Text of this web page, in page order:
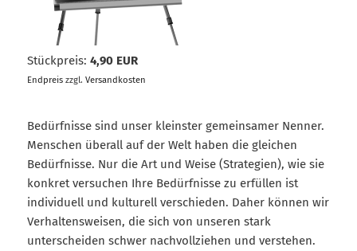
Stückpreis: 4,90 EUR
Endpreiszzgl. Versandkosten
Bedürfnisse sind unser kleinster gemeinsamer Nenner.
Menschen überall auf der Welt haben die gleichen
Bedürfnisse. Nur die Art und Weise (Strategien), wie sie
konkret versuchen Ihre Bedürfnisse zu erfüllen ist
individuell und kulturell verschieden. Daher können wir
Verhaltensweisen, die sich von unseren stark
unterscheiden schwer nachvollziehen und verstehen.